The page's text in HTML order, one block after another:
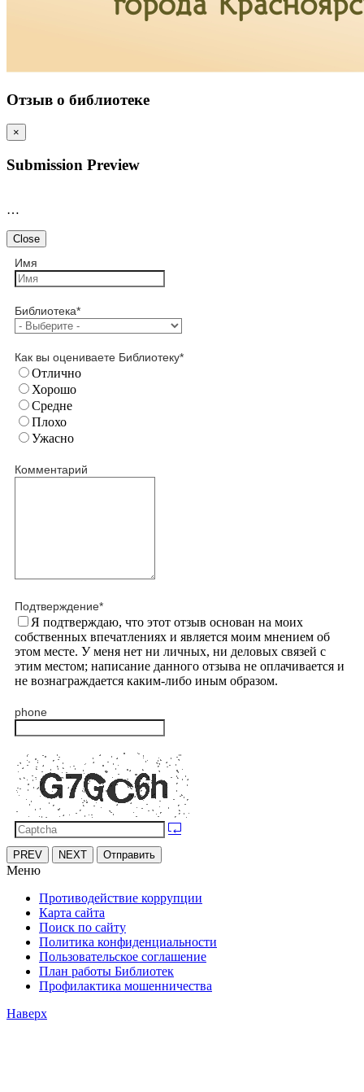
Отзыв о библиотеке
×
Submission Preview
…
Close
Имя
Библиотека*
Как вы оцениваете Библиотеку*
Отлично
Хорошо
Средне
Плохо
Ужасно
Комментарий
Подтверждение*
Я подтверждаю, что этот отзыв основан на моих
собственных впечатлениях и является моим мнением об
этом месте. У меня нет ни личных, ни деловых связей с
этим местом; написание данного отзыва не оплачивается и
не вознаграждается каким-либо иным образом.
phone
PREV NEXT Отправить
Меню
Противодействие коррупции
Карта сайта
Поиск по сайту
Политика конфиденциальности
Пользовательское соглашение
План работы Библиотек
Профилактика мошенничества
Наверх